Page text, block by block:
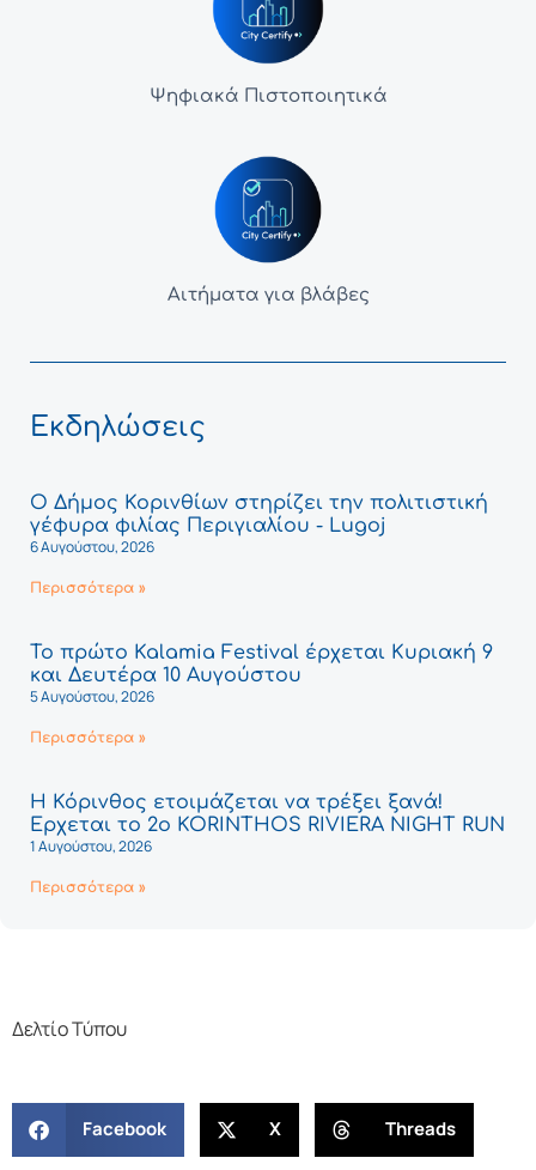
Ψηφιακά Πιστοποιητικά
Αιτήματα για βλάβες
Εκδηλώσεις
Ο Δήμος Κορινθίων στηρίζει την πολιτιστική
γέφυρα φιλίας Περιγιαλίου - Lugoj
6 Αυγούστου, 2026
Περισσότερα »
Το πρώτο Kalamia Festival έρχεται Κυριακή 9
και Δευτέρα 10 Αυγούστου
5 Αυγούστου, 2026
Περισσότερα »
Η Κόρινθος ετοιμάζεται να τρέξει ξανά!
Έρχεται το 2ο KORINTHOS RIVIERA NIGHT RUN
1 Αυγούστου, 2026
Περισσότερα »
Δελτίο Τύπου
Facebook X Threads